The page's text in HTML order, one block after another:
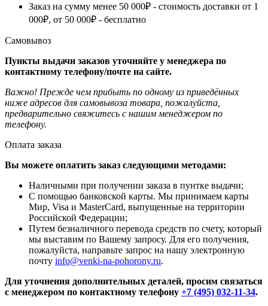
Заказ на сумму менее 50 000₽ - стоимость доставки от 1
000₽, от 50 000₽ - бесплатно
Самовывоз
Пункты выдачи заказов уточняйте у менеджера по
контактному телефону/почте на сайте.
Важно! Прежде чем прибыть по одному из приведённых
ниже адресов для самовывоза товара, пожалуйста,
предварительно свяжитесь с нашим менеджером по
телефону.
Оплата заказа
Вы можете оплатить заказ следующими методами:
Наличными при получении заказа в пунтке выдачи;
С помощью банковской карты. Мы принимаем карты
Мир, Visa и MasterCard, выпущенные на территории
Российской Федерации;
Путем безналичного перевода средств по счету, который
мы выставим по Вашему запросу. Для его получения,
пожалуйста, направьте запрос на нашу электронную
почту info@venki-na-pohorony.ru.
Для уточнения дополнительных деталей, просим связаться
с менеджером по контактному телефону +7 (495) 032-11-34.